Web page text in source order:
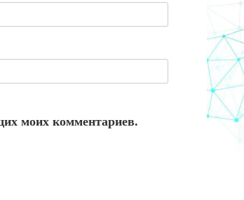
моих комментариев.